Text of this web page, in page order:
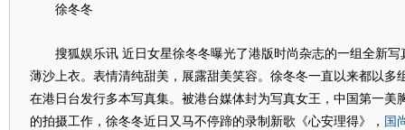
徐冬冬
搜狐娱乐讯 近日女星徐冬冬曝光了港版时尚杂志的一组全新写
薄沙上衣。表情清纯甜美，展露甜美笑容。徐冬冬一直以来都以多
在港日台发行多本写真集。被港台媒体封为写真女王，中国第一美
的拍摄工作，徐冬冬近日又马不停蹄的录制新歌《心安理得》， 国